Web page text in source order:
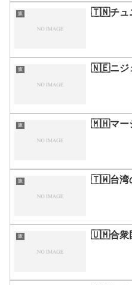
旗 🇹🇳チュ
旗 🇳🇪ニジ
旗 🇲🇭マー
旗 🇹🇼台湾
旗 🇺🇲合衆